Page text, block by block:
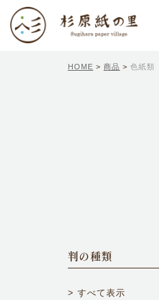
HOME >商品 >色紙類
判の種類
すべて表示